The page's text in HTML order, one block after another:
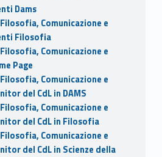
Dams
Comunicazione e
Filosofia
Comunicazione e
Page
Comunicazione e
del CdL in DAMS
Comunicazione e
del CdL in Filosofia
Comunicazione e
del CdL in Scienze della